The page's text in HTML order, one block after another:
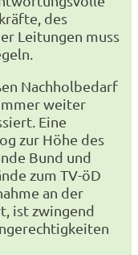
des
Leitungen muss
Nachholbedarf
weiter
Eine
zur Höhe des
Bund und
zum TV-öD
an der
ist zwingend